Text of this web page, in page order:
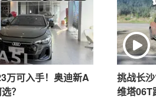
万可入手！奥迪新A
？
挑战长
维塔06T